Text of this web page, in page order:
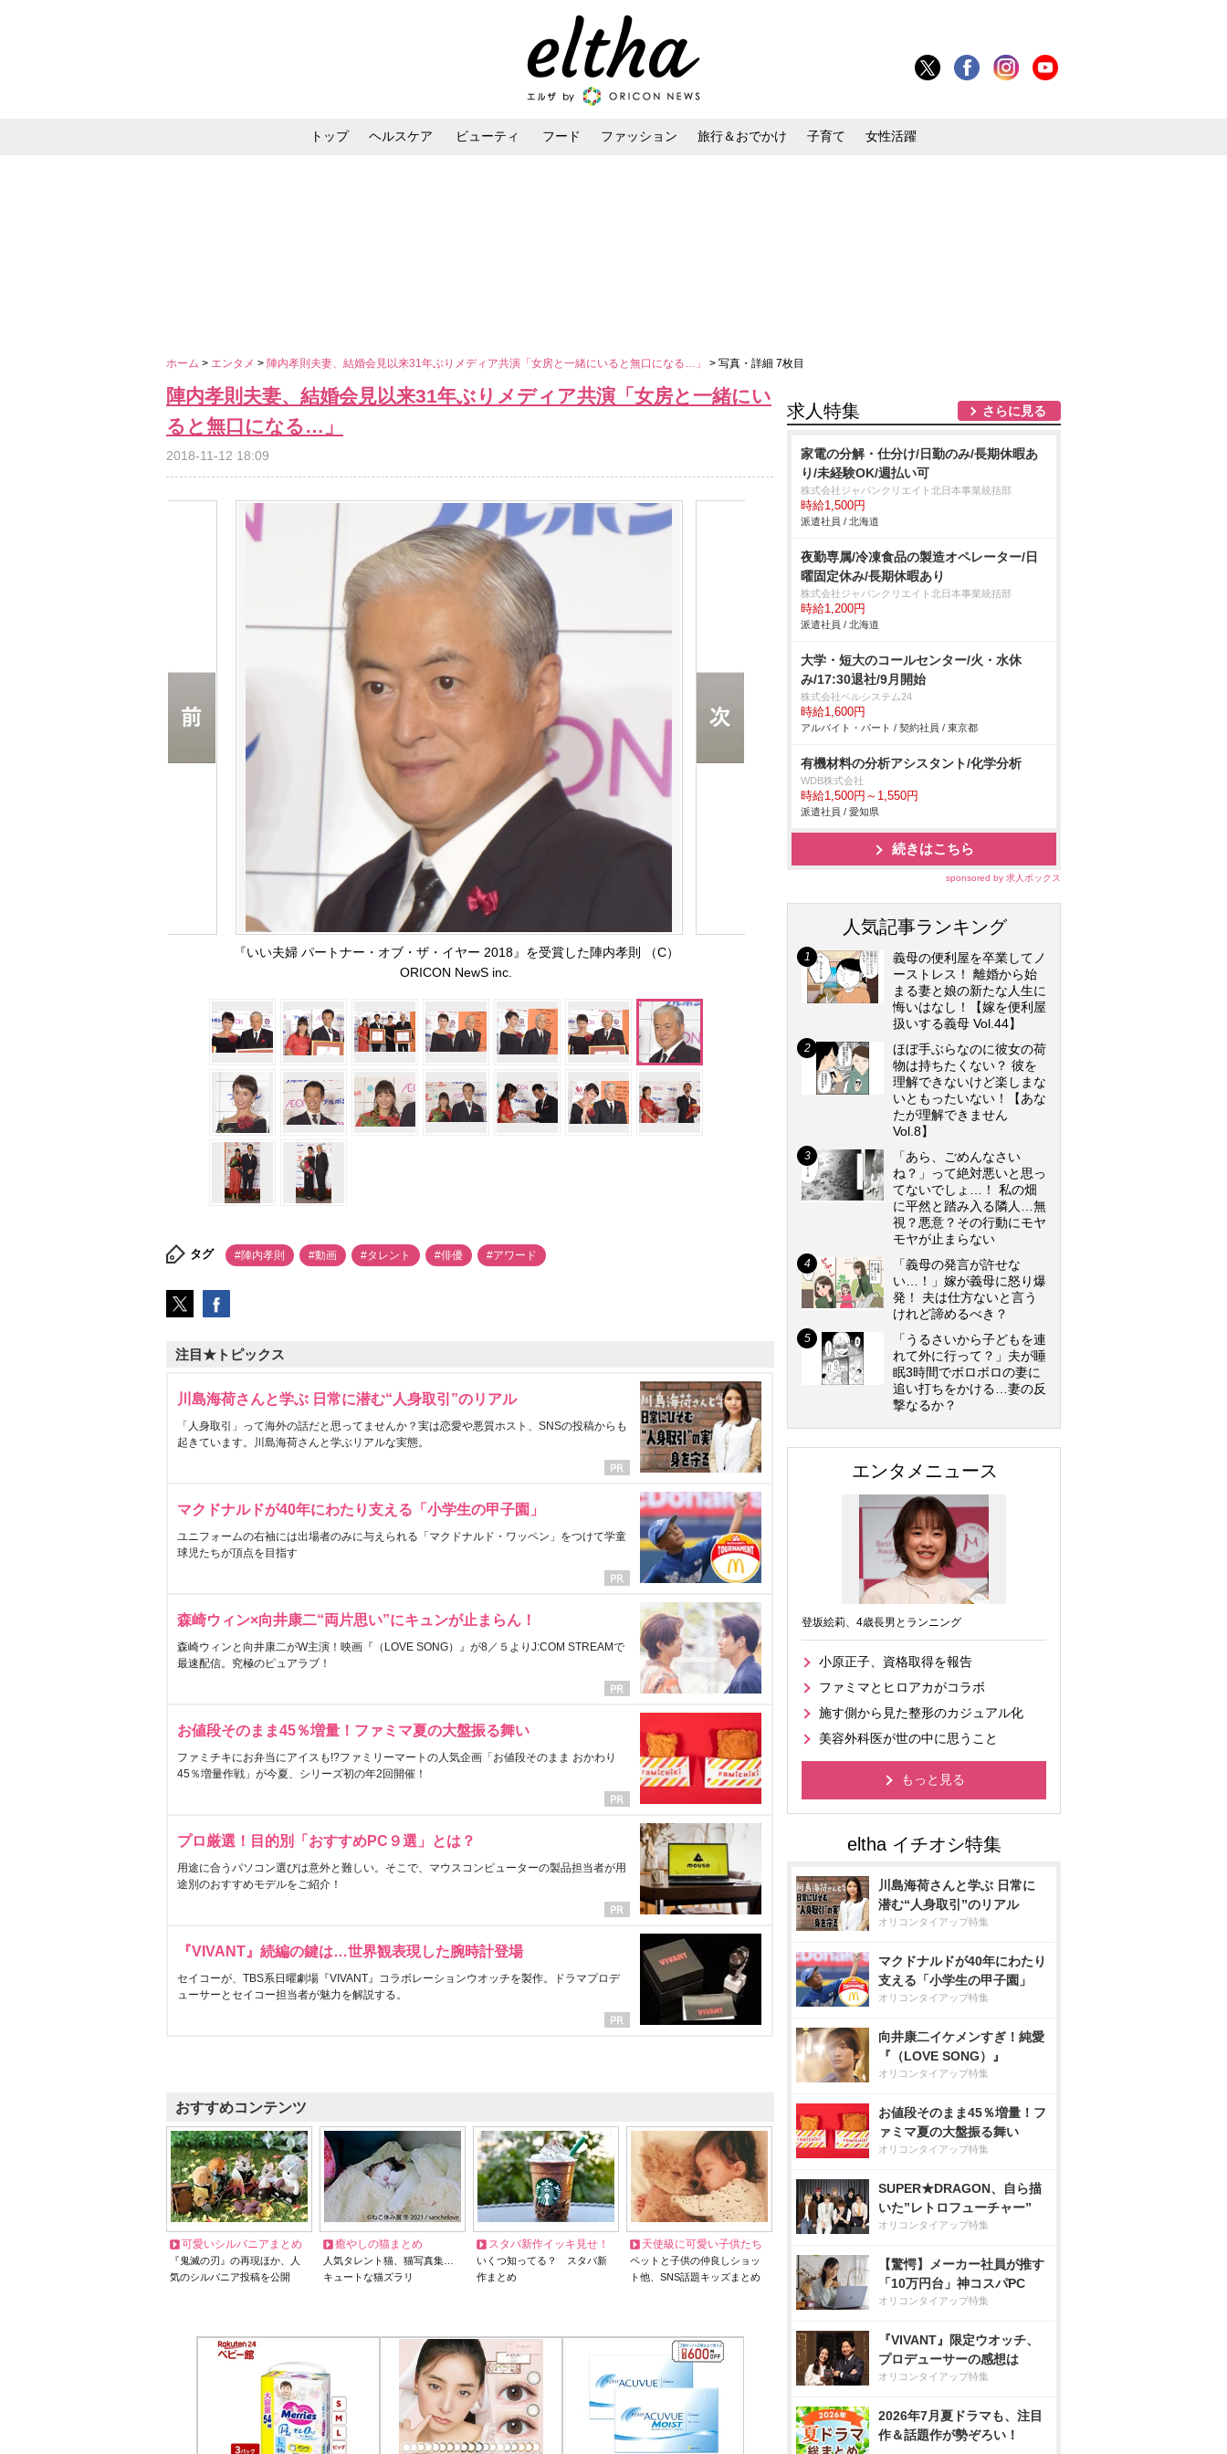
トップ ヘルスケア ビューティ フード ファッション 旅行＆おでかけ 子育て 女性活躍
ホーム > エンタメ > 陣内孝則夫妻、結婚会見以来31年ぶりメディア共演「女房と一緒にいると無口になる…」 > 写真・詳細 7枚目
陣内孝則夫妻、結婚会見以来31年ぶりメディア共演「女房と一緒にい
ると無口になる…」
2018-11-12 18:09
『いい夫婦 パートナー・オブ・ザ・イヤー 2018』を受賞した陣内孝則 （C）
ORICON NewS inc.
タグ #陣内孝則 #動画 #タレント #俳優 #アワード
注目★トピックス
川島海荷さんと学ぶ 日常に潜む“人身取引”のリアル
「人身取引」って海外の話だと思ってませんか？実は恋愛や悪質ホスト、SNSの投稿からも
起きています。川島海荷さんと学ぶリアルな実態。
マクドナルドが40年にわたり支える「小学生の甲子園」
ユニフォームの右袖には出場者のみに与えられる「マクドナルド・ワッペン」をつけて学童
球児たちが頂点を目指す
森崎ウィン×向井康二“両片思い”にキュンが止まらん！
森崎ウィンと向井康二がW主演！映画『（LOVE SONG）』が8／５よりJ:COM STREAMで
最速配信。究極のピュアラブ！
お値段そのまま45％増量！ファミマ夏の大盤振る舞い
ファミチキにお弁当にアイスも!?ファミリーマートの人気企画「お値段そのまま おかわり
45％増量作戦」が今夏、シリーズ初の年2回開催！
プロ厳選！目的別「おすすめPC９選」とは？
用途に合うパソコン選びは意外と難しい。そこで、マウスコンピューターの製品担当者が用
途別のおすすめモデルをご紹介！
『VIVANT』続編の鍵は…世界観表現した腕時計登場
セイコーが、TBS系日曜劇場『VIVANT』コラボレーションウオッチを製作。ドラマプロデ
ューサーとセイコー担当者が魅力を解説する。
おすすめコンテンツ
可愛いシルバニアまとめ
『鬼滅の刃』の再現ほか、人
気のシルバニア投稿を公開
癒やしの猫まとめ
人気タレント猫、猫写真集…
キュートな猫ズラリ
スタバ新作イッキ見せ！
いくつ知ってる？ スタバ新
作まとめ
天使級に可愛い子供たち
ペットと子供の仲良しショッ
ト他、SNS話題キッズまとめ
求人特集 さらに見る
家電の分解・仕分け/日勤のみ/長期休暇あ
り/未経験OK/週払い可
株式会社ジャパンクリエイト北日本事業統括部
時給1,500円
派遣社員 / 北海道
夜勤専属/冷凍食品の製造オペレーター/日
曜固定休み/長期休暇あり
株式会社ジャパンクリエイト北日本事業統括部
時給1,200円
派遣社員 / 北海道
大学・短大のコールセンター/火・水休
み/17:30退社/9月開始
株式会社ベルシステム24
時給1,600円
アルバイト・パート / 契約社員 / 東京都
有機材料の分析アシスタント/化学分析
WDB株式会社
時給1,500円～1,550円
派遣社員 / 愛知県
続きはこちら
sponsored by 求人ボックス
人気記事ランキング
義母の便利屋を卒業してノ
ーストレス！ 離婚から始
まる妻と娘の新たな人生に
悔いはなし！【嫁を便利屋
扱いする義母 Vol.44】
ほぼ手ぶらなのに彼女の荷
物は持ちたくない？ 彼を
理解できないけど楽しまな
いともったいない！【あな
たが理解できません
Vol.8】
「あら、ごめんなさい
ね？」って絶対悪いと思っ
てないでしょ…！ 私の畑
に平然と踏み入る隣人…無
視？悪意？その行動にモヤ
モヤが止まらない
「義母の発言が許せな
い…！」嫁が義母に怒り爆
発！ 夫は仕方ないと言う
けれど諦めるべき？
「うるさいから子どもを連
れて外に行って？」夫が睡
眠3時間でボロボロの妻に
追い打ちをかける…妻の反
撃なるか？
エンタメニュース
登坂絵莉、4歳長男とランニング
小原正子、資格取得を報告
ファミマとヒロアカがコラボ
施す側から見た整形のカジュアル化
美容外科医が世の中に思うこと
もっと見る
川島海荷さんと学ぶ 日常に
潜む“人身取引”のリアル
オリコンタイアップ特集
マクドナルドが40年にわたり
支える「小学生の甲子園」
オリコンタイアップ特集
向井康二イケメンすぎ！純愛
『（LOVE SONG）』
オリコンタイアップ特集
お値段そのまま45％増量！フ
ァミマ夏の大盤振る舞い
オリコンタイアップ特集
SUPER★DRAGON、自ら描
いた”レトロフューチャー”
オリコンタイアップ特集
【驚愕】メーカー社員が推す
「10万円台」神コスパPC
オリコンタイアップ特集
『VIVANT』限定ウオッチ、
プロデューサーの感想は
オリコンタイアップ特集
2026年7月夏ドラマも、注目
作＆話題作が勢ぞろい！